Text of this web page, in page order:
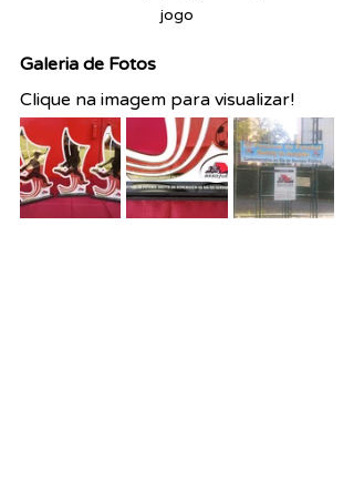
jogo
Galeria de Fotos
Clique na imagem para visualizar!